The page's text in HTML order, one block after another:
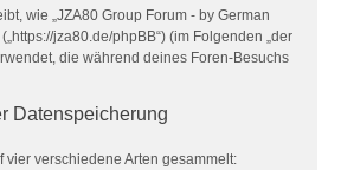
wie „JZA80 Group Forum - by German
jza80.de/phpBB“) (im Folgenden „der
die während deines Foren-Besuchs
Datenspeicherung
vier verschiedene Arten gesammelt: